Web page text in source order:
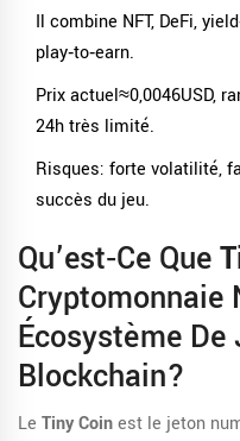
Il combine NFT, DeFi,
play‑to‑earn.
Prix actuel≈0,0046USD,
24h très limité.
Risques: forte volatilité,
succès du jeu.
Qu’est‑ce Que
Cryptomonnaie
Écosystème De
Blockchain?
Le Tiny Coinest le jeton